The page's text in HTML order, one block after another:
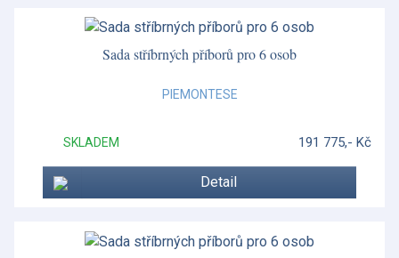
Sada stříbrných příborů pro 6 osob
PIEMONTESE
SKLADEM 191 775,- Kč
Detail
Essentia
Florentine
Folia
Formy a doplňky
Fortune